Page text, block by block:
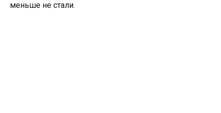
меньше не стали.